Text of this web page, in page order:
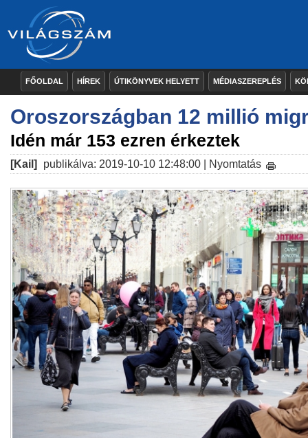
FŐOLDAL HÍREK ÚTIKÖNYVEK HELYETT MÉDIASZEREPLÉS
Oroszországban 12 millió
Idén már 153 ezren érkeztek
[Kail] publikálva: 2019-10-10 12:48:00 | Nyomtatás